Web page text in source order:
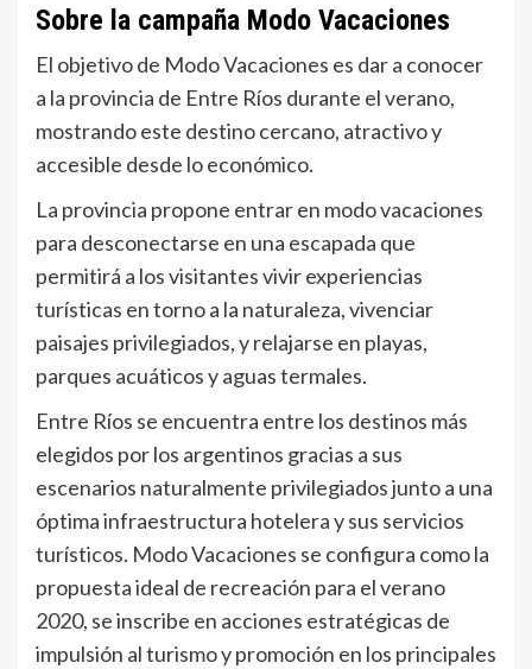
Sobre la campaña Modo Vacaciones
El objetivo de Modo Vacaciones es dar a conocer
a la provincia de Entre Ríos durante el verano,
mostrando este destino cercano, atractivo y
accesible desde lo económico.
La provincia propone entrar en modo vacaciones
para desconectarse en una escapada que
permitirá a los visitantes vivir experiencias
turísticas en torno a la naturaleza, vivenciar
paisajes privilegiados, y relajarse en playas,
parques acuáticos y aguas termales.
Entre Ríos se encuentra entre los destinos más
elegidos por los argentinos gracias a sus
escenarios naturalmente privilegiados junto a una
óptima infraestructura hotelera y sus servicios
turísticos. Modo Vacaciones se configura como la
propuesta ideal de recreación para el verano
2020, se inscribe en acciones estratégicas de
impulsión al turismo y promoción en los principales